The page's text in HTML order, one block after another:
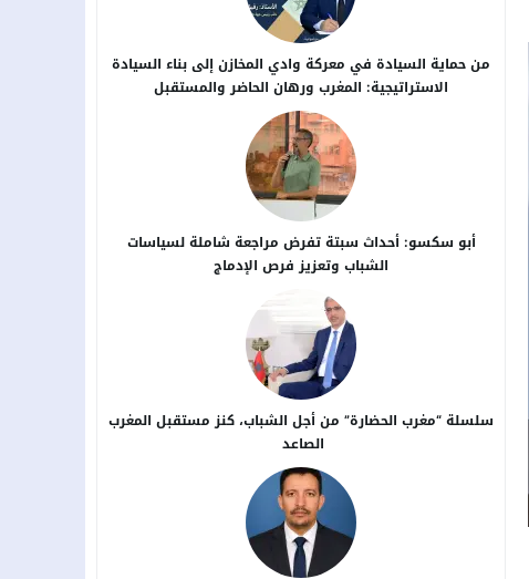
من حماية السيادة في معركة وادي المخازن إلى بناء السيادة
الاستراتيجية: المغرب ورهان الحاضر والمستقبل
أبو سكسو: أحداث سبتة تفرض مراجعة شاملة لسياسات
الشباب وتعزيز فرص الإدماج
سلسلة “مغرب الحضارة” من أجل ​الشباب، كنز مستقبل المغرب
الصاعد